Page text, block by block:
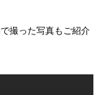
撮った写真もご紹介